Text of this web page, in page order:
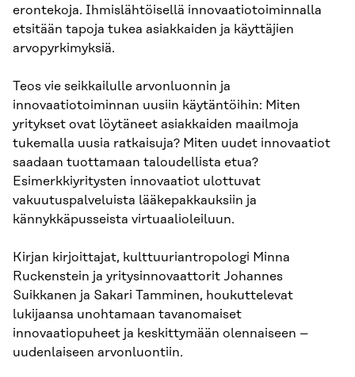
erontekoja. Ihmislähtöisellä innovaatiotoiminnalla
etsitään tapoja tukea asiakkaiden ja käyttäjien
arvopyrkimyksiä.
Teos vie seikkailulle arvonluonnin ja
innovaatiotoiminnan uusiin käytäntöihin: Miten
yritykset ovat löytäneet asiakkaiden maailmoja
tukemalla uusia ratkaisuja? Miten uudet innovaatiot
saadaan tuottamaan taloudellista etua?
Esimerkkiyritysten innovaatiot ulottuvat
vakuutuspalveluista lääkepakkauksiin ja
kännykkäpusseista virtuaalioleiluun.
Kirjan kirjoittajat, kulttuuriantropologi Minna
Ruckenstein ja yritysinnovaattorit Johannes
Suikkanen ja Sakari Tamminen, houkuttelevat
lukijaansa unohtamaan tavanomaiset
innovaatiopuheet ja keskittymään olennaiseen –
uudenlaiseen arvonluontiin.